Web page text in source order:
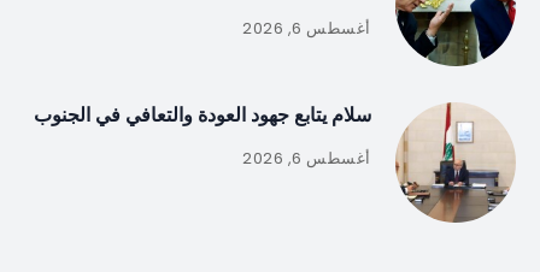
أغسطس 6, 2026
سلام يتابع جهود العودة والتعافي في الجنوب
أغسطس 6, 2026